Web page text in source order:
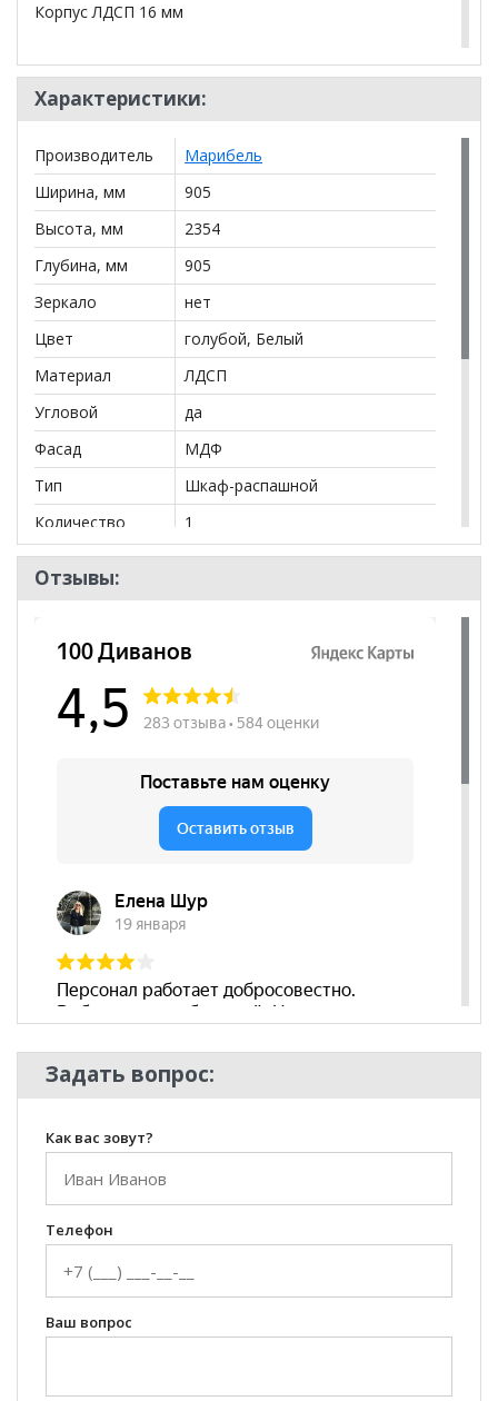
Корпус ЛДСП 16 мм
Цвета: Ледяной дождь/Сосна лапландия, Полярное
сияние/Дуб делано
*Дополнительную информацию о том, как купить
Шкаф угловой Амалиуточняйте у нашего менеджера
по телефону
+79292022735
**Цены на официальном сайте
действительны только для интернет-магазинаи
могут отличаться от цен в розничных магазинах-
салонах сети!
Характеристики:
Производитель
Марибель
Ширина, мм
905
Высота, мм
2354
Глубина, мм
905
Зеркало
нет
Цвет
голубой, Белый
Материал
ЛДСП
Угловой
да
Фасад
МДФ
Тип
Шкаф-распашной
Количество
дверей
1
Количество
полок
Штанга
Стиль
Современный
Отзывы:
Задать вопрос:
Как вас зовут?
Телефон
Ваш вопрос